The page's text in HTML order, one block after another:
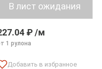
₽ /м
1 рулона